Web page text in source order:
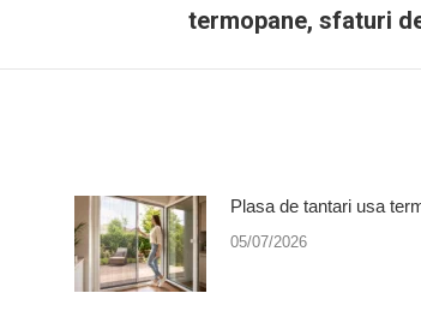
termopane, sfaturi
Plasa de tantari usa
05/07/2026